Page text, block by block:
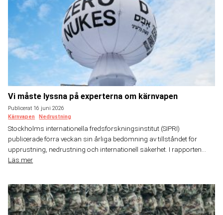
Vi måste lyssna på experterna om kärnvapen
Publicerat 16 juni 2026
Kärnvapen
Nedrustning
Stockholms internationella fredsforskningsinstitut (SIPRI)
publicerade förra veckan sin årliga bedömning av tillståndet för
upprustning, nedrustning och internationell säkerhet. I rapporten...
Läs mer